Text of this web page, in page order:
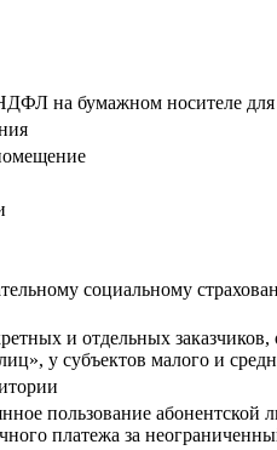
на бумажном носителе
социальному
и отдельных
у субъектов малого и
пользование
платежа за